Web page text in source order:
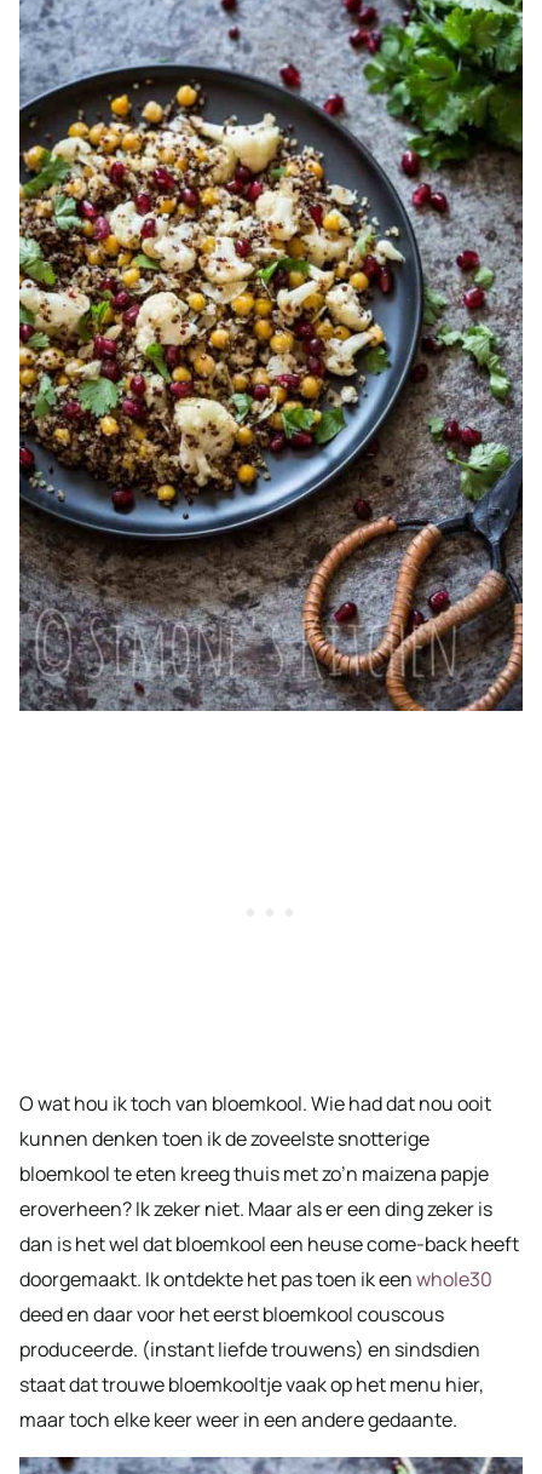
O wat hou ik toch van bloemkool. Wie had dat nou ooit
kunnen denken toen ik de zoveelste snotterige
bloemkool te eten kreeg thuis met zo’n maizena papje
eroverheen? Ik zeker niet. Maar als er een ding zeker is
dan is het wel dat bloemkool een heuse come-back heeft
doorgemaakt. Ik ontdekte het pas toen ik eenwhole30
deed en daar voor het eerst bloemkool couscous
produceerde. (instant liefde trouwens) en sindsdien
staat dat trouwe bloemkooltje vaak op het menu hier,
maar toch elke keer weer in een andere gedaante.